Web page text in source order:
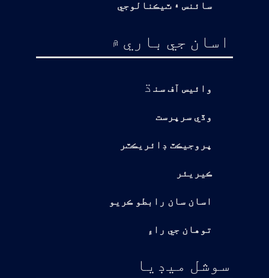
سائنس ۽ ٽيڪنالوجي
اسان جي باري ۾
وائيس آف سن ڌ
وڏي سرپرست
پروجيڪٽ ڊائريڪٽر
ڪيريئر
اسان سان رابطو ڪريو
توهان جي راءِ
سوشل ميڊيا